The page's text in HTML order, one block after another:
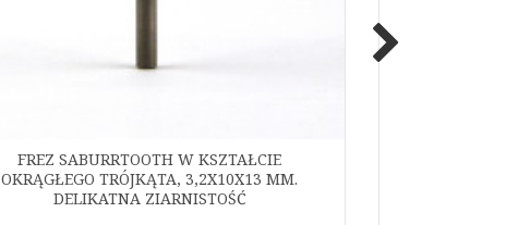
FREZ SABURRTOOTH W KSZTAŁCIE
OKRĄGŁEGO TRÓJKĄTA, 3,2X10X13 MM.
DELIKATNA ZIARNISTOŚĆ